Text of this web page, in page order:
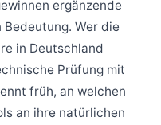
ergänzende
Bedeutung. Wer die
in Deutschland
Prüfung mit
früh, an welchen
an ihre natürlichen